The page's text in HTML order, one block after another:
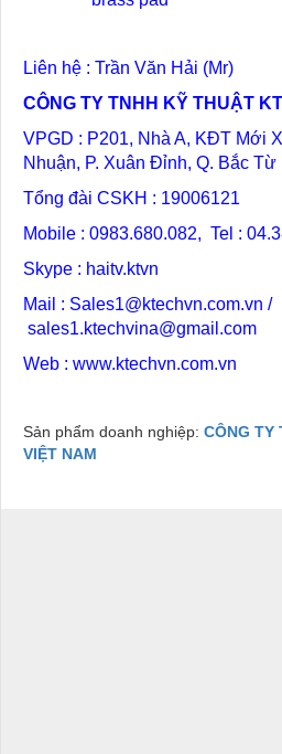
Liên hệ : Trần Văn Hải (Mr)
CÔNG TY TNHH KỸ THUẬT
VPGD : P201, Nhà A, KĐT Mới
Nhuận, P. Xuân Đỉnh, Q. Bắc
Tổng đài CSKH : 19006121
Mobile : 0983.680.082, Tel :
Skype : haitv.ktvn
Mail : Sales1@ktechvn.com.vn /
sales1.ktechvina@gmail.com
Web : www.ktechvn.com.vn
Sản phẩm doanh nghiệp: CÔNG TY
VIỆT NAM